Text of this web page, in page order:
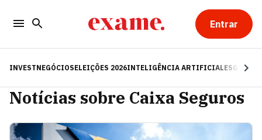
Entrar
INVESTNEGÓCIOSELEIÇÕES 2026INTELIGÊNCIA ARTIFICIALESG
Notícias sobre Caixa Seguros